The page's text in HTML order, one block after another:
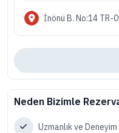
İnönü B. No:14 TR-
Neden Bizimle
Uzmanlık ve Deneyim